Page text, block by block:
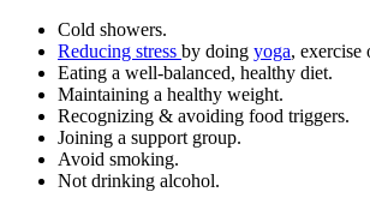
Cold showers.
Reducing stress by doing yoga, exercise
Eating a well-balanced, healthy diet.
Maintaining a healthy weight.
Recognizing & avoiding food triggers.
Joining a support group.
Avoid smoking.
Not drinking alcohol.